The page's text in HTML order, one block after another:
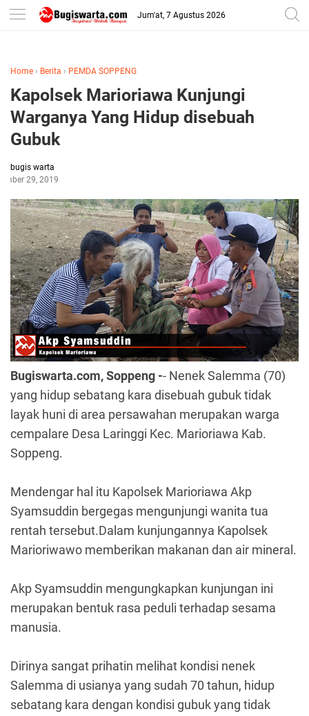
-->
Jum'at, 7 Agustus 2026
Home › Berita › PEMDA SOPPENG
Kapolsek Marioriawa Kunjungi
Warganya Yang Hidup disebuah
Gubuk
bugis warta
29, 2019
Bugiswarta.com, Soppeng -- Nenek Salemma (70)
yang hidup sebatang kara disebuah gubuk tidak
layak huni di area persawahan merupakan warga
cempalare Desa Laringgi Kec. Marioriawa Kab.
Soppeng.
Mendengar hal itu Kapolsek Marioriawa Akp
Syamsuddin bergegas mengunjungi wanita tua
rentah tersebut.Dalam kunjungannya Kapolsek
Marioriwawo memberikan makanan dan air mineral.
Akp Syamsuddin mengungkapkan kunjungan ini
merupakan bentuk rasa peduli terhadap sesama
manusia.
Dirinya sangat prihatin melihat kondisi nenek
Salemma di usianya yang sudah 70 tahun, hidup
sebatang kara dengan kondisi gubuk yang tidak